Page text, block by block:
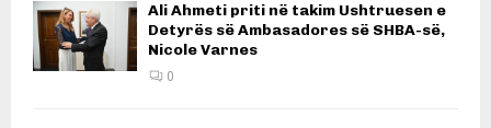
Ali Ahmeti priti në takim Ushtruesen e
Detyrës së Ambasadores së SHBA-së,
Nicole Varnes
0